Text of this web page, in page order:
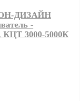
ДИЗАЙН
-
КЦТ 3000-5000К